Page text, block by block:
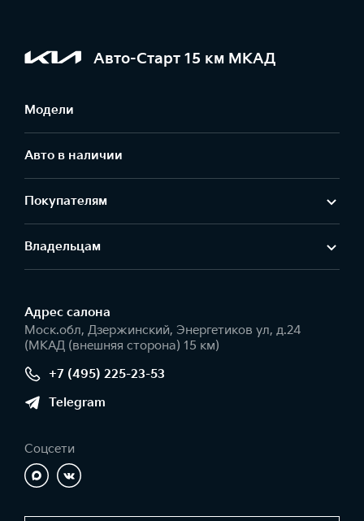
Авто-Старт 15 км МКАД
Модели
Авто в наличии
Покупателям
Владельцам
Адрес салонa
Моск.обл, Дзержинский, Энергетиков ул, д.24
(МКАД (внешняя сторона) 15 км)
+7 (495) 225-23-53
Telegram
Соцсети